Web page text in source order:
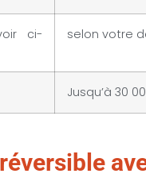
ci-
selon votre
Jusqu’à 30